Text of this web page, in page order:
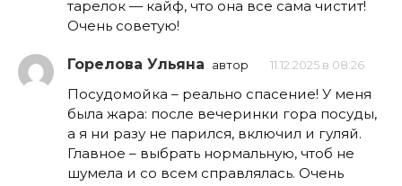
тарелок — кайф, что она все сама чистит!
Очень советую!
Горелова Ульяна автор 11.12.2025 в 08:26
Посудомойка – реально спасение! У меня
была жара: после вечеринки гора посуды,
а я ни разу не парился, включил и гуляй.
Главное – выбрать нормальную, чтоб не
шумела и со всем справлялась. Очень